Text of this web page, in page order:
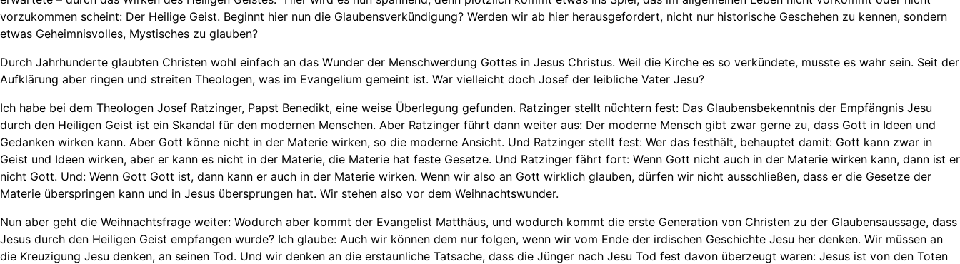
vorzukommen scheint: Der Heilige Geist. Beginnt hier nun die Glaubensverkündigung? Werden wir ab hier herausgefordert, nicht nur historische Geschehen zu kennen, sondern
etwas Geheimnisvolles, Mystisches zu glauben?
Durch Jahrhunderte glaubten Christen wohl einfach an das Wunder der Menschwerdung Gottes in Jesus Christus. Weil die Kirche es so verkündete, musste es wahr sein. Seit der
Aufklärung aber ringen und streiten Theologen, was im Evangelium gemeint ist. War vielleicht doch Josef der leibliche Vater Jesu?
Ich habe bei dem Theologen Josef Ratzinger, Papst Benedikt, eine weise Überlegung gefunden. Ratzinger stellt nüchtern fest: Das Glaubensbekenntnis der Empfängnis Jesu
durch den Heiligen Geist ist ein Skandal für den modernen Menschen. Aber Ratzinger führt dann weiter aus: Der moderne Mensch gibt zwar gerne zu, dass Gott in Ideen und
Gedanken wirken kann. Aber Gott könne nicht in der Materie wirken, so die moderne Ansicht. Und Ratzinger stellt fest: Wer das festhält, behauptet damit: Gott kann zwar in
Geist und Ideen wirken, aber er kann es nicht in der Materie, die Materie hat feste Gesetze. Und Ratzinger fährt fort: Wenn Gott nicht auch in der Materie wirken kann, dann ist er
nicht Gott. Und: Wenn Gott Gott ist, dann kann er auch in der Materie wirken. Wenn wir also an Gott wirklich glauben, dürfen wir nicht ausschließen, dass er die Gesetze der
Materie überspringen kann und in Jesus übersprungen hat. Wir stehen also vor dem Weihnachtswunder.
Nun aber geht die Weihnachtsfrage weiter: Wodurch aber kommt der Evangelist Matthäus, und wodurch kommt die erste Generation von Christen zu der Glaubensaussage, dass
Jesus durch den Heiligen Geist empfangen wurde? Ich glaube: Auch wir können dem nur folgen, wenn wir vom Ende der irdischen Geschichte Jesu her denken. Wir müssen an
die Kreuzigung Jesu denken, an seinen Tod. Und wir denken an die erstaunliche Tatsache, dass die Jünger nach Jesu Tod fest davon überzeugt waren: Jesus ist von den Toten